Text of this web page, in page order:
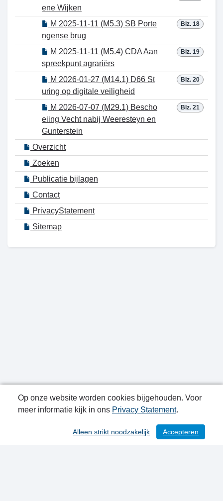
ene Wijken
Blz. 18
M 2025-11-11 (M5.3) SB Porte
ngense brug
Blz. 19
M 2025-11-11 (M5.4) CDA Aan
spreekpunt agrariërs
Blz. 20
M 2026-01-27 (M14.1) D66 St
uring op digitale veiligheid
Blz. 21
M 2026-07-07 (M29.1) Bescho
eiing Vecht nabij Weeresteyn en
Gunterstein
Overzicht
Zoeken
Publicatie bijlagen
Contact
PrivacyStatement
Sitemap
Publicatiedatum: 17-07-2026
Op onze website worden cookies bijgehouden. Voor
meer informatie kijk in ons Privacy Statement.
Accepteren
Alleen strikt noodzakelijk